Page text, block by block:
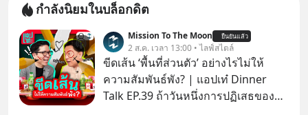
กำลังนิยมในบล็อกดิต
Mission To The Moon ยืนยันแล้ว
2 ส.ค. เวลา 13:00 • ไลฟ์สไตล์
ขีดเส้น ‘พื้นที่ส่วนตัว’ อย่างไรไม่ให้
ความสัมพันธ์พัง? | แอปเท๋ Dinner
Talk EP.39 ถ้าวันหนึ่งการปฏิเสธของ